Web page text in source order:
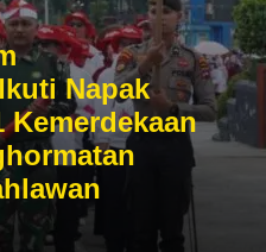
Napak
Kemerdekaan